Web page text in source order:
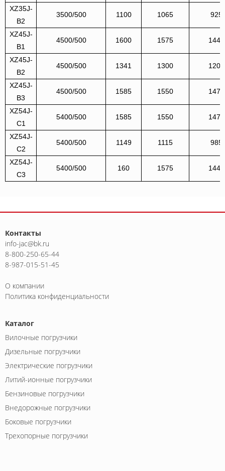
XZ35J-
B2
3500/500 1100 1065 925
XZ45J-
B1
4500/500 1600 1575 1445
XZ45J-
B2
4500/500 1341 1300 1200
XZ45J-
B3
4500/500 1585 1550 1470
XZ54J-
C1
5400/500 1585 1550 1470
XZ54J-
C2
5400/500 1149 1115 985
XZ54J-
C3
5400/500 160 1575 1445
Контакты
info-jac@bk.ru
8-800-250-65-44
8-987-015-51-45
О компании
Политика конфиденциальности
Каталог
Вилочные погрузчики
Дизельные погрузчики
Электрические погрузчики
Литий-ионные погрузчики
Бензиновые погрузчики
Внедорожные погрузчики
Боковые погрузчики
Трехопорные погрузчики